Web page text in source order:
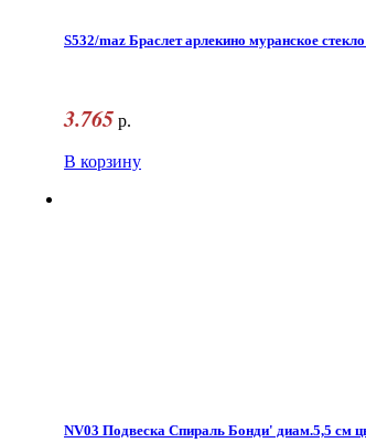
S532/maz Браслет арлекино муранское
3.765 р.
В корзину
NV03 Подвеска Спираль Бонди' диам.5,5 см